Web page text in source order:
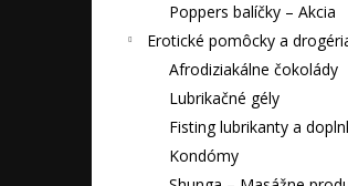
Poppers balíčky – Akcia
Erotické pomôcky a
Afrodiziakálne čokolády
Lubrikačné gély
Fisting lubrikanty a
Kondómy